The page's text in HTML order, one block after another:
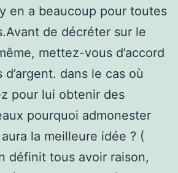
en a beaucoup pour toutes
de décréter sur le
mettez-vous d’accord
dans le cas où
pour lui obtenir des
pourquoi admonester
la meilleure idée ? (
définit tous avoir raison,